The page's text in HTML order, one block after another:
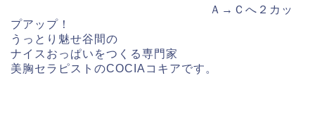
Ａ→Ｃへ２カッ
プアップ！
うっとり魅せ谷間の
ナイスおっぱいをつくる専門家
美胸セラピストのCOCIAコキアです。